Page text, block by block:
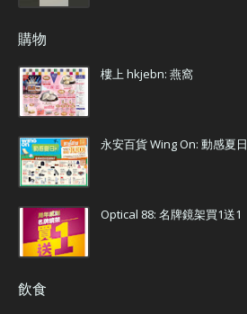
購物
樓上 hkjebn: 燕窩
永安百貨 Wing On: 動感夏日
Optical 88: 名牌鏡架買1送1
飲食